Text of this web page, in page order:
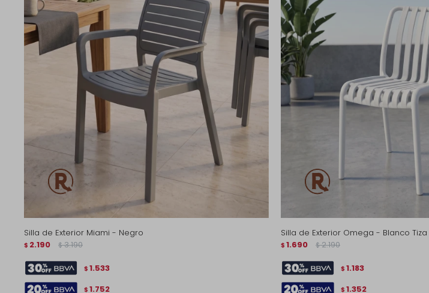
Silla de Exterior Miami - Negro
$ 2.190 $ 3.190
$ 1.533
$ 1.752
Silla de Exterior Omega - Blanco Tiza
$ 1.690 $ 2.190
$ 1.183
$ 1.352